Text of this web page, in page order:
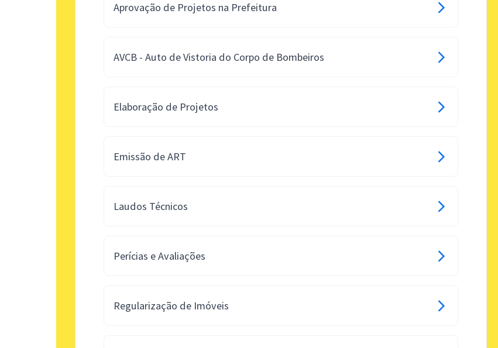
Aprovação de Projetos na Prefeitura
AVCB - Auto de Vistoria do Corpo de Bombeiros
Elaboração de Projetos
Emissão de ART
Laudos Técnicos
Perícias e Avaliações
Regularização de Imóveis